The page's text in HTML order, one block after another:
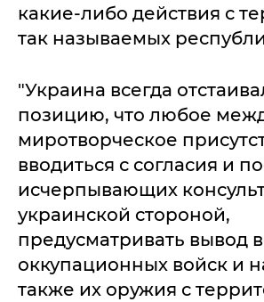
какие-либо действия с
так называемых
"Украина всегда
позицию, что любое
миротворческое
вводиться с согласия и
исчерпывающих
украинской стороной,
предусматривать вывод
оккупационных войск и
также их оружия с